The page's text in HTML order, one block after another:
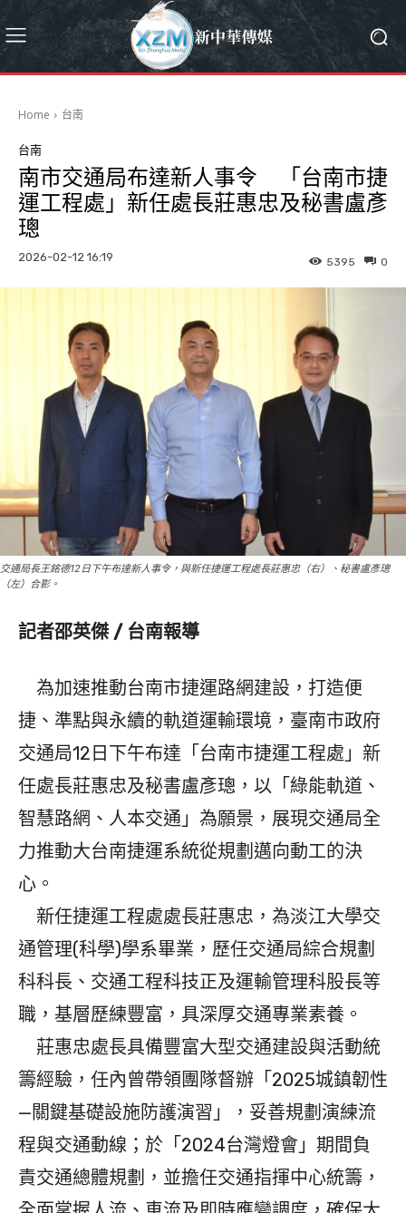
Home 台南
台南
南市交通局布達新人事令 「台南市捷
運工程處」新任處長莊惠忠及秘書盧彥
璁
2026-02-12 16:19 0
5395
交通局長王銘德12日下午布達新人事令，與新任捷運工程處長莊惠忠（右）、秘書盧彥璁
（左）合影。
記者邵英傑 / 台南報導
為加速推動台南市捷運路網建設，打造便
捷、準點與永續的軌道運輸環境，臺南市政府
交通局12日下午布達「台南市捷運工程處」新
任處長莊惠忠及秘書盧彥璁，以「綠能軌道、
智慧路網、人本交通」為願景，展現交通局全
力推動大台南捷運系統從規劃邁向動工的決
心。
新任捷運工程處處長莊惠忠，為淡江大學交
通管理(科學)學系畢業，歷任交通局綜合規劃
科科長、交通工程科技正及運輸管理科股長等
職，基層歷練豐富，具深厚交通專業素養。
莊惠忠處長具備豐富大型交通建設與活動統
籌經驗，任內曾帶領團隊督辦「2025城鎮韌性
—關鍵基礎設施防護演習」，妥善規劃演練流
程與交通動線；於「2024台灣燈會」期間負
責交通總體規劃，並擔任交通指揮中心統籌，